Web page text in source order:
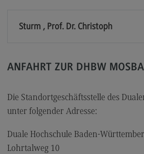
Berufsperspektiven
Kontakt
Integrated Engineering
Integrated Engineering
Sturm , Prof. Dr. Christoph
ANFAHRT ZUR DHBW
Die Standortgeschäftsstelle des
unter folgender Adresse:
Duale Hochschule Baden-
Lohrtalweg 10